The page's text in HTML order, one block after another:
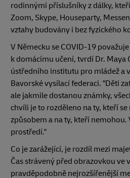
rodinnými příslušníky z dálky,
Zoom, Skype, Houseparty,
vztahy budovány i bez fyzického
V Německu se COVID-19
k domácímu učení, tvrdí Dr. Maya
ústředního institutu pro mládež a
Bavorské vysílací federaci. "Děti
ale jakmile dostanou známky,
chvíli je to rozděleno na ty, kteří
způsobem a na ty, kteří nemohou.
prostředí."
Co je zarážející, je rozdíl mezi
Čas strávený před obrazovkou ve
pravděpodobně nejrozšířenější